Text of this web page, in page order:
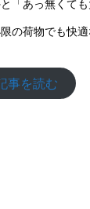
「あっ無くて
の荷物でも快
事を読む